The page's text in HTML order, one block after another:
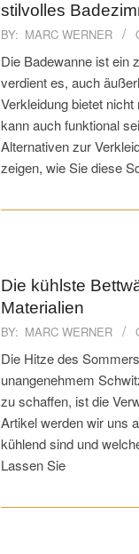
stilvolles
2023-
07-
BY: MARC WERNER
‍Die Badewanne ist ein
verdient es, auch
Verkleidung bietet
kann auch funktional
Alternativen zur
zeigen, wie Sie diese
Die kühlste
Materialien
2023-
BY: MARC WERNER
‍Die Hitze des
unangenehmem
zu schaffen, ist die
Artikel werden wir uns
kühlend sind und
Lassen Sie